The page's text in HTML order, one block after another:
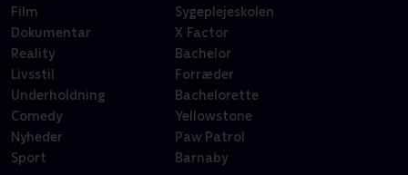
Film
Dokumentar
Reality
Livsstil
Underholdning
Comedy
Nyheder
Sport
Sygeplejeskolen
X Factor
Bachelor
Forræder
Bachelorette
Yellowstone
Paw Patrol
Barnaby